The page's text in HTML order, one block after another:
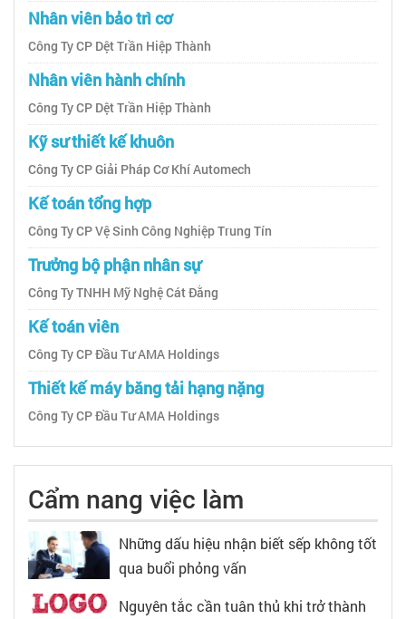
Nhân viên bảo trì cơ
Công Ty CP Dệt Trần Hiệp Thành
Nhân viên hành chính
Công Ty CP Dệt Trần Hiệp Thành
Kỹ sư thiết kế khuôn
Công Ty CP Giải Pháp Cơ Khí Automech
Kế toán tổng hợp
Công Ty CP Vệ Sinh Công Nghiệp Trung Tín
Trưởng bộ phận nhân sự
Công Ty TNHH Mỹ Nghệ Cát Đằng
Kế toán viên
Công Ty CP Đầu Tư AMA Holdings
Thiết kế máy băng tải hạng nặng
Công Ty CP Đầu Tư AMA Holdings
Cẩm nang việc làm
Những dấu hiệu nhận biết sếp không tốt
qua buổi phỏng vấn
Nguyên tắc cần tuân thủ khi trở thành